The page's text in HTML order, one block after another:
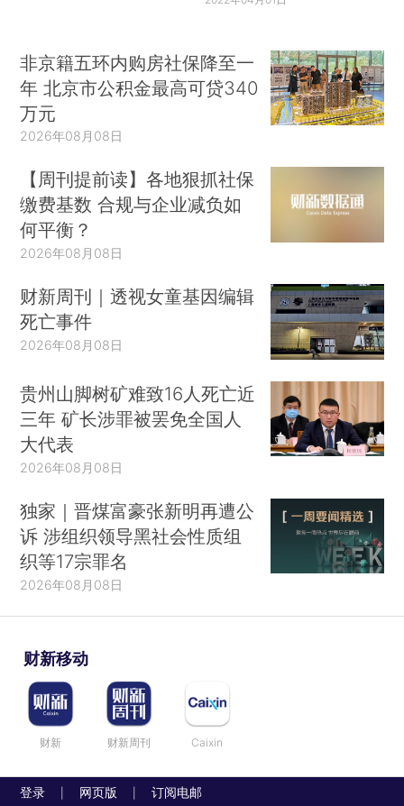
非京籍五环内购房社保降至一
年 北京市公积金最高可贷340
万元
2026年08月08日
【周刊提前读】各地狠抓社保
缴费基数 合规与企业减负如
何平衡？
2026年08月08日
财新周刊｜透视女童基因编辑
死亡事件
2026年08月08日
贵州山脚树矿难致16人死亡近
三年 矿长涉罪被罢免全国人
大代表
2026年08月08日
独家｜晋煤富豪张新明再遭公
诉 涉组织领导黑社会性质组
织等17宗罪名
2026年08月08日
财新移动
财新 财新周刊 Caixin
登录 网页版 订阅电邮